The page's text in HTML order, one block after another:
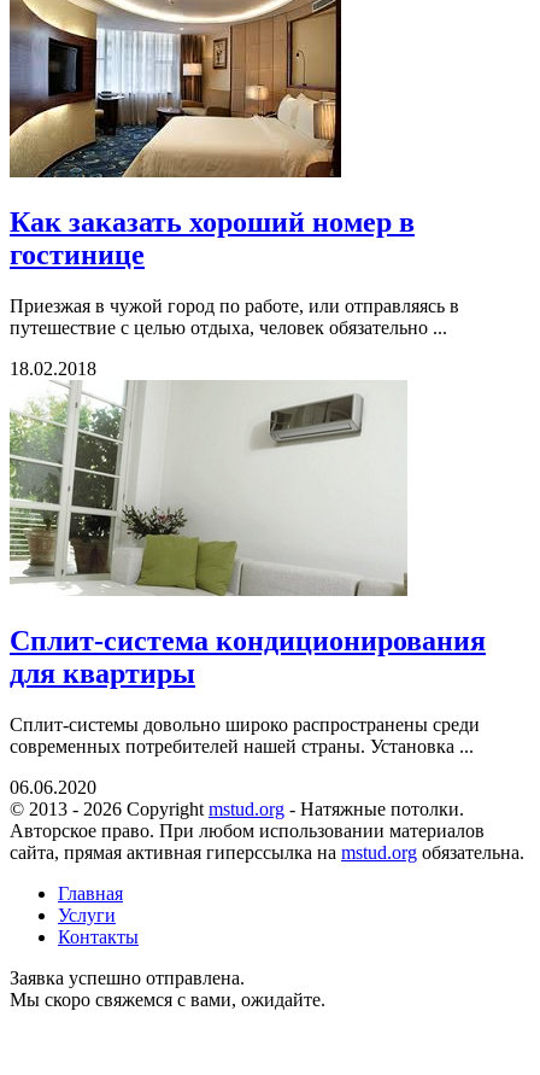
Как заказать хороший номер в
гостинице
Приезжая в чужой город по работе, или отправляясь в
путешествие с целью отдыха, человек обязательно ...
18.02.2018
Сплит-система кондиционирования
для квартиры
Сплит-системы довольно широко распространены среди
современных потребителей нашей страны. Установка ...
06.06.2020
© 2013 - 2026 Copyright mstud.org - Натяжные потолки.
Авторское право. При любом использовании материалов
сайта, прямая активная гиперссылка на mstud.org обязательна.
Главная
Услуги
Контакты
Заявка успешно отправлена.
Мы скоро свяжемся с вами, ожидайте.